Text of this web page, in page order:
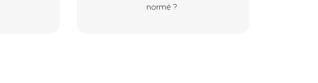
normé ?